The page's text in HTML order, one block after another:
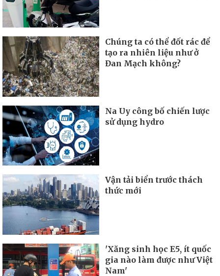
Chúng ta có thể đốt rác để
tạo ra nhiên liệu như ở
Đan Mạch không?
Na Uy công bố chiến lược
sử dụng hydro
Vận tải biển trước thách
thức mới
'Xăng sinh học E5, ít quốc
gia nào làm được như Việt
Nam'